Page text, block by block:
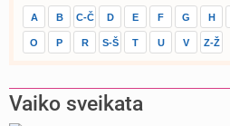
A B C-Č D E F G H
O P R S-Š T U V Z-Ž
Vaiko sveikata